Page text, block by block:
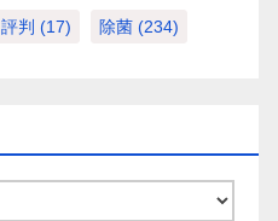
評判 (17) 除菌 (234)